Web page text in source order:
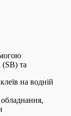
(SB) та
на водній